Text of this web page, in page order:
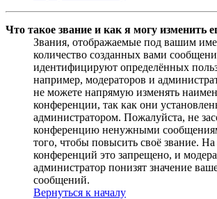
Что такое звание и как я могу изменить
Звания, отображаемые под вашим
количество созданных вами
идентифицируют определённых
например, модераторов и
не можете напрямую изменять
конференции, так как они
администратором. Пожалуйста, не
конференцию ненужными
того, чтобы повысить своё звание.
конференций это запрещено, и
администратор понизят значение
сообщений.
Вернуться к началу